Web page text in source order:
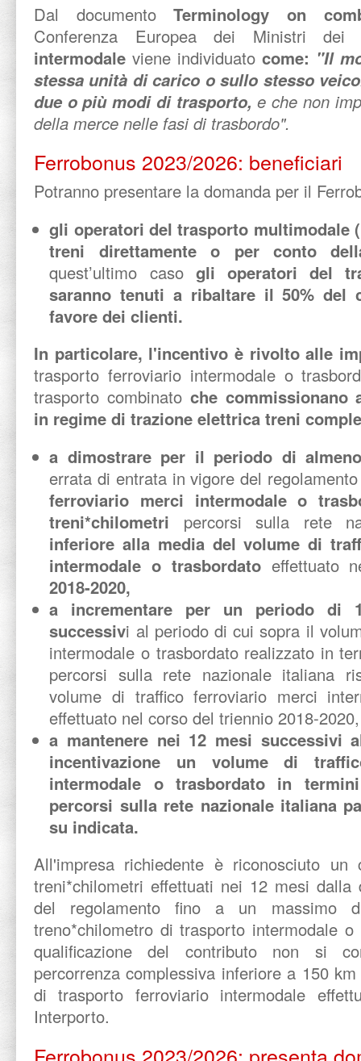
Dal documentoTerminology on
Conferenza Europea dei Ministri
intermodale viene individuato come: "Il
stessa unità di carico o sullo stesso
due o più modi di trasporto,e che non
della merce nelle fasi di trasbordo".
Ferrobonus 2023/2026: beneficiari
Potranno presentare la domanda per il
gli operatori del trasporto multimodale
treni direttamente o per conto
quest’ultimo caso gli operatori del
saranno tenuti a ribaltare il 50% del
favore dei clienti.
In particolare, l'incentivo è rivolto alle
trasporto ferroviario intermodale o
trasporto combinato che commissionano
in regime di trazione elettrica treni
a dimostrare per il periodo di
errata di entrata in vigore del
ferroviario merci intermodale o
treni*chilometri percorsi sulla rete
inferiore alla media del volume di
intermodale o trasbordato effettuato
2018-2020,
a incrementare per un periodo di
successivi al periodo di cui sopra il
intermodale o trasbordato realizzato in
percorsi sulla rete nazionale italiana
volume di traffico ferroviario merci
effettuato nel corso del triennio 2018-2020,
a mantenere nei 12 mesi successivi
incentivazione un volume di
intermodale o trasbordato in
percorsi sulla rete nazionale italiana
su indicata.
All'impresa richiedente è riconosciuto
treni*chilometri effettuati nei 12 mesi
del regolamento fino a un massimo
treno*chilometro di trasporto intermodale
qualificazione del contributo non si
percorrenza complessiva inferiore a 150
di trasporto ferroviario intermodale
Interporto.
Ferrobonus 2023/2026: presenta